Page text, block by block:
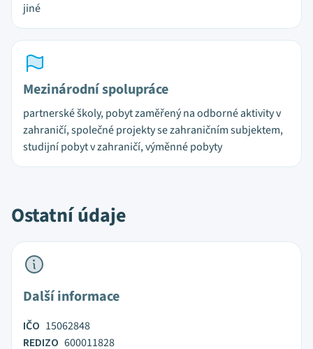
jiné
Mezinárodní spolupráce
partnerské školy, pobyt zaměřený na odborné aktivity v
zahraničí, společné projekty se zahraničním subjektem,
studijní pobyt v zahraničí, výměnné pobyty
Ostatní údaje
Další informace
IČO 15062848
REDIZO 600011828